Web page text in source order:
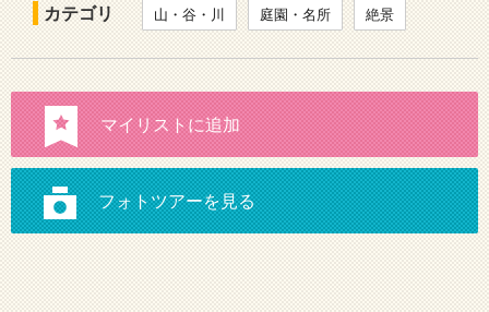
カテゴリ 山・谷・川 庭園・名所 絶景